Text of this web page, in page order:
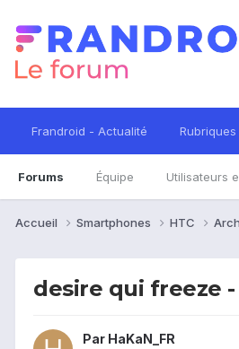
Frandroid - Actualité
Forums Équipe Utilisateurs
Accueil Smartphones HTC
desire qui freeze
Par HaKaN_FR